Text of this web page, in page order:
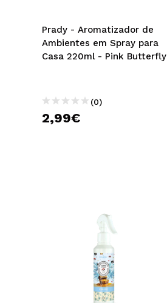
Prady - Aromatizador de
Ambientes em Spray para
Casa 220ml - Pink Butterfly
(0)
2,99€